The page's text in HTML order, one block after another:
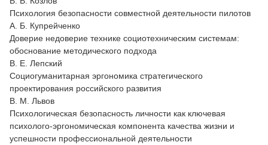
Психология безопасности совместной деятельности пилотов
А. Б. Купрейченко
Доверие недоверие технике социотехническим системам:
обоснование методического подхода
В. Е. Лепский
Социогуманитарная эргономика стратегического
проектирования российского развития
В. М. Львов
Психологическая безопасность личности как ключевая
психолого-эргономическая компонента качества жизни и
успешности профессиональной деятельности